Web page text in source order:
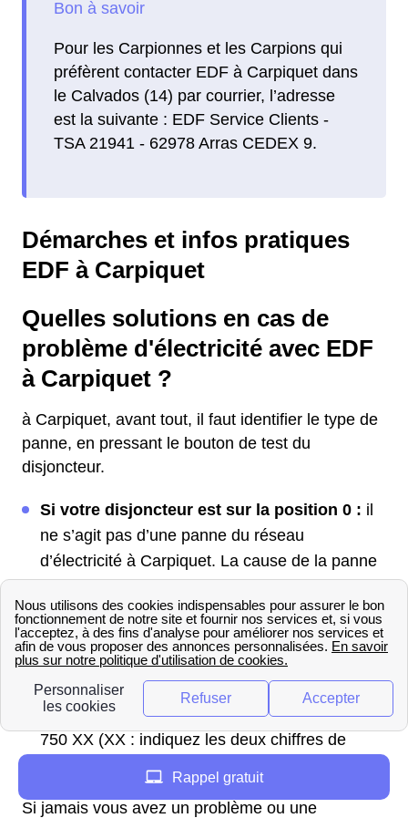
Pour les Carpionnes et les Carpions qui
préfèrent contacter EDF à Carpiquet dans
le Calvados (14) par courrier, l’adresse
est la suivante : EDF Service Clients -
TSA 21941 - 62978 Arras CEDEX 9.
Démarches et infos pratiques
EDF à Carpiquet
Quelles solutions en cas de
problème d'électricité avec EDF
à Carpiquet ?
à Carpiquet, avant tout, il faut identifier le type de
panne, en pressant le bouton de test du
disjoncteur.
Si votre disjoncteur est sur la position 0 : il
ne s’agit pas d’une panne du réseau
d’électricité à Carpiquet. La cause de la panne
contacter un électricien pour vérifier votre
installation.
Votre disjoncteur se trouve sur la position 1
:le réseau d'électricité à Carpiquet a un
problème. Prenez contact avec Enedis. 09 726
750 XX (XX : indiquez les deux chiffres de
votre département Calvados (14).
Si jamais vous avez un problème ou une
Rappel gratuit